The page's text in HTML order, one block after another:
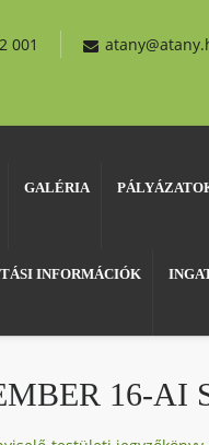
001
GALÉRIA
INFORMÁCIÓK
16-AI